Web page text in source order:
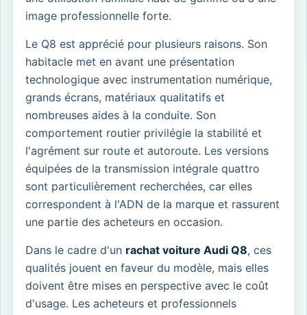
image professionnelle forte.
Le Q8 est apprécié pour plusieurs raisons. Son
habitacle met en avant une présentation
technologique avec instrumentation numérique,
grands écrans, matériaux qualitatifs et
nombreuses aides à la conduite. Son
comportement routier privilégie la stabilité et
l'agrément sur route et autoroute. Les versions
équipées de la transmission intégrale quattro
sont particulièrement recherchées, car elles
correspondent à l'ADN de la marque et rassurent
une partie des acheteurs en occasion.
Dans le cadre d'un rachat voiture Audi Q8, ces
qualités jouent en faveur du modèle, mais elles
doivent être mises en perspective avec le coût
d'usage. Les acheteurs et professionnels